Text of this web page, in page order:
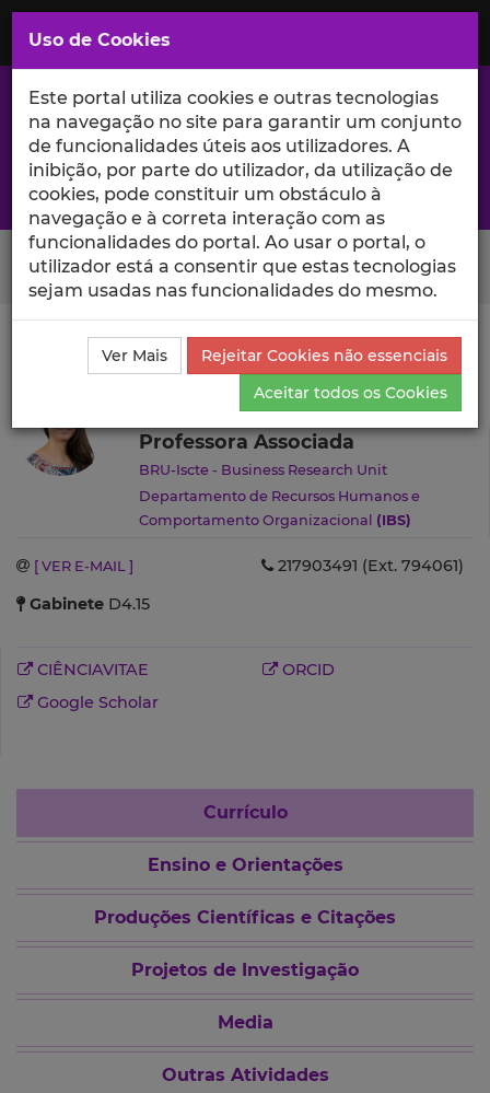
Saltar
para
Conteúdo
Principal
A excelência da investigação e ciência no Iscte
Search Button
Ciência_Iscte Autores Patrícia Costa Currículo
Patrícia Costa
Professora Associada
BRU-Iscte - Business Research Unit
Departamento de Recursos Humanos e
Comportamento Organizacional (IBS)
[ VER E-MAIL ]
217903491 (Ext. 794061)
Gabinete D4.15
CIÊNCIAVITAE
ORCID
Google Scholar
Currículo
Ensino e Orientações
Produções Científicas e Citações
Projetos de Investigação
Media
Outras Atividades
Uso de Cookies
Este portal utiliza cookies e outras tecnologias
na navegação no site para garantir um conjunto
de funcionalidades úteis aos utilizadores. A
inibição, por parte do utilizador, da utilização de
cookies, pode constituir um obstáculo à
navegação e à correta interação com as
funcionalidades do portal. Ao usar o portal, o
utilizador está a consentir que estas tecnologias
sejam usadas nas funcionalidades do mesmo.
Ver Mais
Rejeitar Cookies não essenciais
Aceitar todos os Cookies